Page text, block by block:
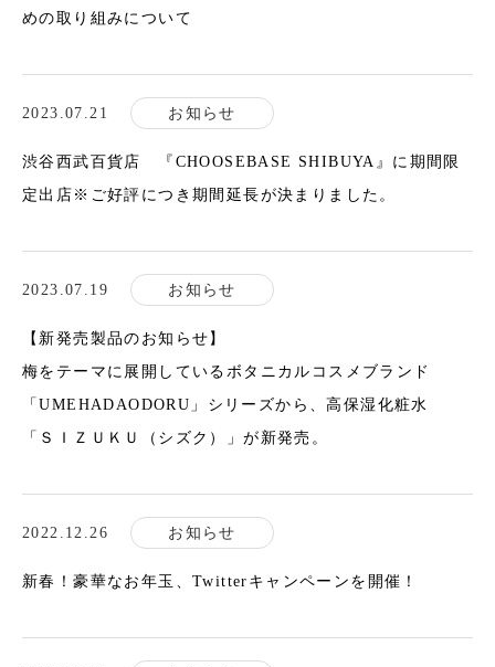
めの取り組みについて
2023.07.21 お知らせ
渋谷西武百貨店 『CHOOSEBASE SHIBUYA』に期間限
定出店※ご好評につき期間延長が決まりました。
2023.07.19 お知らせ
【新発売製品のお知らせ】
梅をテーマに展開しているボタニカルコスメブランド
「UMEHADAODORU」シリーズから、高保湿化粧水
「ＳＩＺＵＫＵ（シズク）」が新発売。
2022.12.26 お知らせ
新春！豪華なお年玉、Twitterキャンペーンを開催！